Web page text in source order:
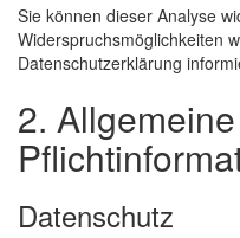
Sie können dieser Analyse
Widerspruchsmöglichkeiten
Datenschutzerklärung
2.
Datenschutz